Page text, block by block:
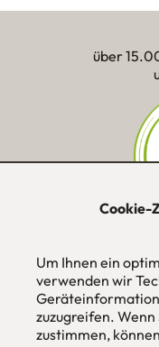
Cookie-
Um Ihnen ein
verwenden wir
zuzugreifen.
zustimmen,
über
Beratung
– mit